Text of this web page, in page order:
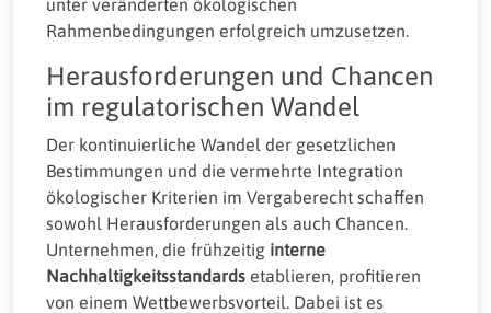
unter veränderten ökologischen
Rahmenbedingungen erfolgreich umzusetzen.
Herausforderungen und Chancen
im regulatorischen Wandel
Der kontinuierliche Wandel der gesetzlichen
Bestimmungen und die vermehrte Integration
ökologischer Kriterien im Vergaberecht schaffen
sowohl Herausforderungen als auch Chancen.
Unternehmen, die frühzeitig interne
Nachhaltigkeitsstandards etablieren, profitieren
von einem Wettbewerbsvorteil. Dabei ist es